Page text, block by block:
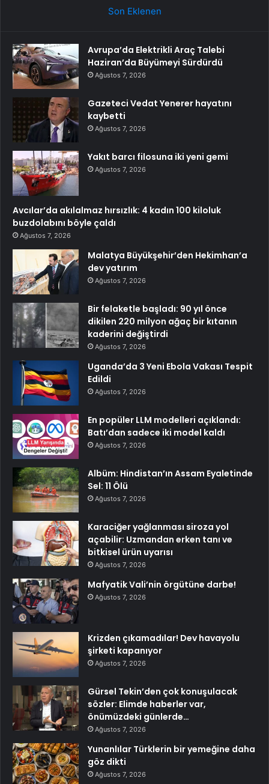
Son Eklenen
Avrupa’da Elektrikli Araç Talebi
Haziran’da Büyümeyi Sürdürdü
Ağustos 7, 2026
Gazeteci Vedat Yenerer hayatını
kaybetti
Ağustos 7, 2026
Yakıt barcı filosuna iki yeni gemi
Ağustos 7, 2026
Avcılar’da akılalmaz hırsızlık: 4 kadın 100 kiloluk
buzdolabını böyle çaldı
Ağustos 7, 2026
Malatya Büyükşehir’den Hekimhan’a
dev yatırım
Ağustos 7, 2026
Bir felaketle başladı: 90 yıl önce
dikilen 220 milyon ağaç bir kıtanın
kaderini değiştirdi
Ağustos 7, 2026
Uganda’da 3 Yeni Ebola Vakası Tespit
Edildi
Ağustos 7, 2026
En popüler LLM modelleri açıklandı:
Batı’dan sadece iki model kaldı
Ağustos 7, 2026
Albüm: Hindistan’ın Assam Eyaletinde
Sel: 11 Ölü
Ağustos 7, 2026
Karaciğer yağlanması siroza yol
açabilir: Uzmandan erken tanı ve
bitkisel ürün uyarısı
Ağustos 7, 2026
Mafyatik Vali’nin örgütüne darbe!
Ağustos 7, 2026
Krizden çıkamadılar! Dev havayolu
şirketi kapanıyor
Ağustos 7, 2026
Gürsel Tekin’den çok konuşulacak
sözler: Elimde haberler var,
önümüzdeki günlerde…
Ağustos 7, 2026
Yunanlılar Türklerin bir yemeğine daha
göz dikti
Ağustos 7, 2026